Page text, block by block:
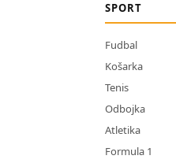
SPORT
Fudbal
Košarka
Tenis
Odbojka
Atletika
Formula 1